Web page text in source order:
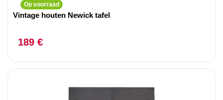
Op voorraad
Vintage houten Newick tafel
189 €